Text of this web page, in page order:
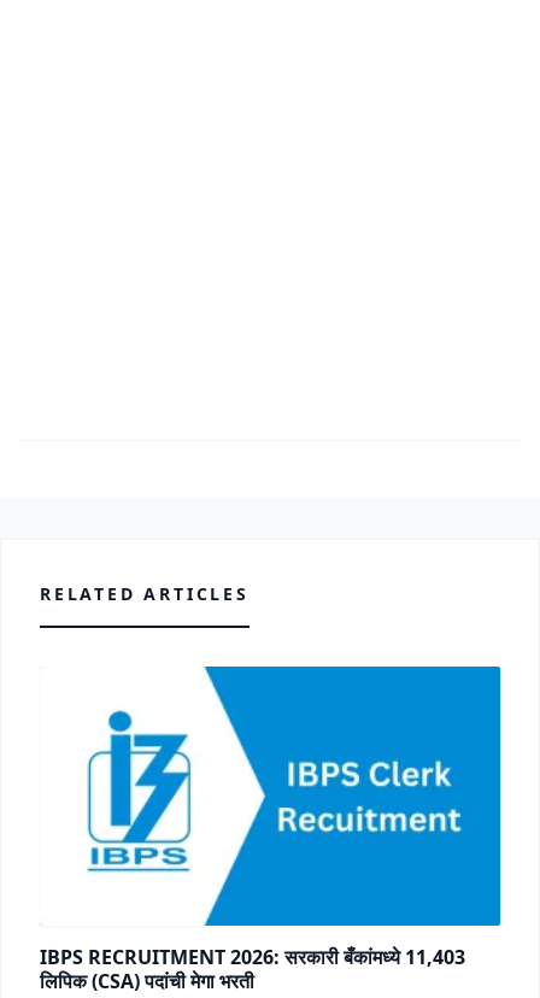
RELATED ARTICLES
IBPS RECRUITMENT 2026: सरकारी बँकांमध्ये 11,403
लिपिक (CSA) पदांची मेगा भरती